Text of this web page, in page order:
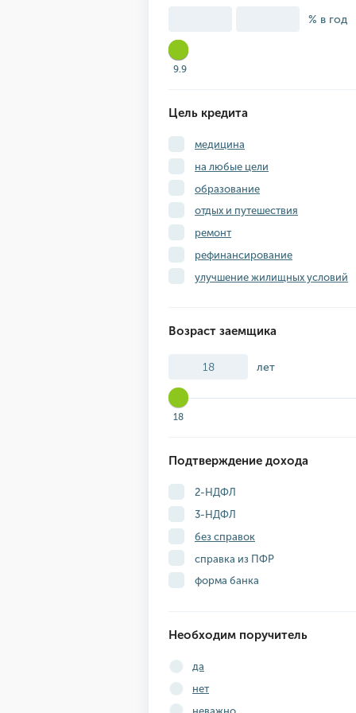
% в год
9.9
Цель кредита
медицина
на любые цели
образование
отдых и путешествия
ремонт
рефинансирование
улучшение жилищных условий
Возраст заемщика
лет
18
Подтверждение дохода
2-НДФЛ
3-НДФЛ
без справок
справка из ПФР
форма банка
Необходим поручитель
да
нет
неважно